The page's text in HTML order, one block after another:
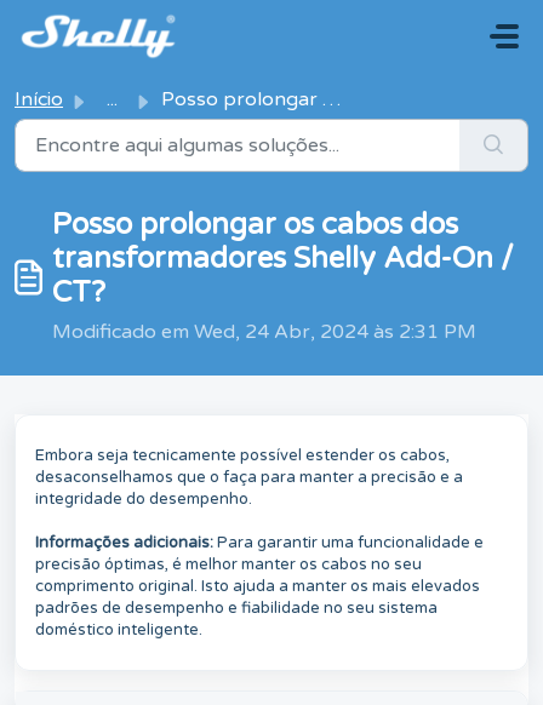
Avançar para o conteúdo principal
Início ... Posso prolongar os cabos dos transformadores Shelly Add-O...
Posso prolongar os cabos dos
transformadores Shelly Add-On /
CT?
Modificado em Wed, 24 Abr, 2024 às 2:31 PM
Embora seja tecnicamente possível estender os cabos,
desaconselhamos que o faça para manter a precisão e a
integridade do desempenho.
Informações adicionais:Para garantir uma funcionalidade e
precisão óptimas, é melhor manter os cabos no seu
comprimento original. Isto ajuda a manter os mais elevados
padrões de desempenho e fiabilidade no seu sistema
doméstico inteligente.